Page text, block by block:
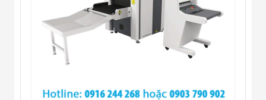
Thiết Bị Công
Nghệ Cao
Ống Nhòm
Chuyên Dụng
Máy Kiểm Tra